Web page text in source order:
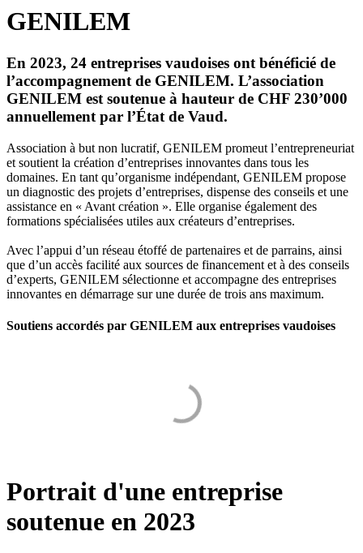
GENILEM
En 2023, 24 entreprises vaudoises ont bénéficié de
l’accompagnement de GENILEM. L’association
GENILEM est soutenue à hauteur de CHF 230’000
annuellement par l’État de Vaud.
Association à but non lucratif, GENILEM promeut l’entrepreneuriat
et soutient la création d’entreprises innovantes dans tous les
domaines. En tant qu’organisme indépendant, GENILEM propose
un diagnostic des projets d’entreprises, dispense des conseils et une
assistance en « Avant création ». Elle organise également des
formations spécialisées utiles aux créateurs d’entreprises.
Avec l’appui d’un réseau étoffé de partenaires et de parrains, ainsi
que d’un accès facilité aux sources de financement et à des conseils
d’experts, GENILEM sélectionne et accompagne des entreprises
innovantes en démarrage sur une durée de trois ans maximum.
Soutiens accordés par GENILEM aux entreprises vaudoises
Portrait d'une entreprise
soutenue en 2023